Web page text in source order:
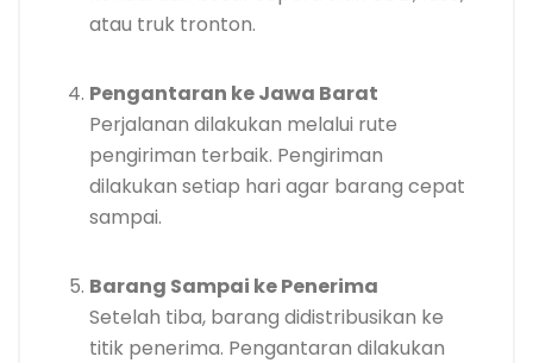
atau truk tronton.
Pengantaran ke Jawa Barat
Perjalanan dilakukan melalui rute
pengiriman terbaik. Pengiriman
dilakukan setiap hari agar barang cepat
sampai.
Barang Sampai ke Penerima
Setelah tiba, barang didistribusikan ke
titik penerima. Pengantaran dilakukan